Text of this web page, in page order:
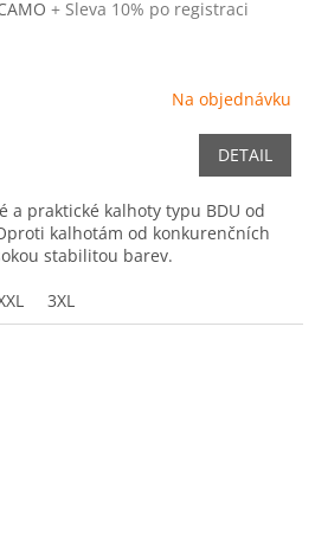
+ Sleva 10% po registraci
Na objednávku
DETAIL
a praktické kalhoty typu BDU od
kalhotám od konkurenčních
stabilitou barev.
3XL